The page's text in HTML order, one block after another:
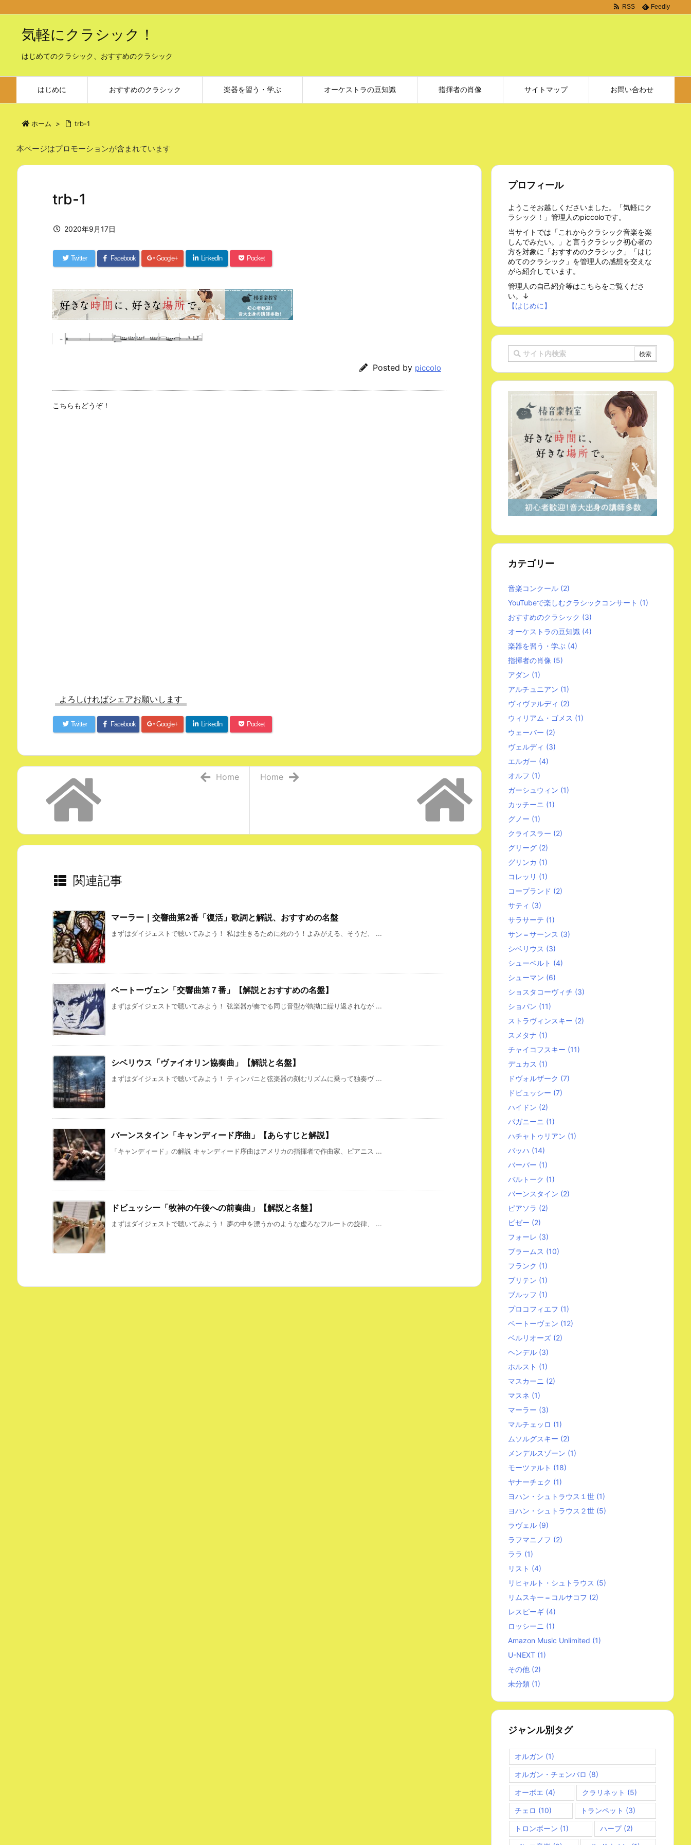
気軽にクラシック！
はじめてのクラシック、おすすめのクラシック
はじめに おすすめのクラシック 楽器を習う・学ぶ オーケストラの豆知識 指揮者の肖像 サイトマップ お問い合わせ
RSS Feedly
ホーム > trb-1
本ページはプロモーションが含まれています
trb-1
2020年9月17日
Twitter Facebook Google+ LinkedIn Pocket
Posted by piccolo
こちらもどうぞ！
よろしければシェアお願いします
Twitter Facebook Google+ LinkedIn Pocket
Home
Home
関連記事
マーラー｜交響曲第2番「復活」歌詞と解説、おすすめの名盤
まずはダイジェストで聴いてみよう！ 私は生きるために死のう！よみがえる、そうだ、 ...
ベートーヴェン「交響曲第７番」【解説とおすすめの名盤】
まずはダイジェストで聴いてみよう！ 弦楽器が奏でる同じ音型が執拗に繰り返されなが ...
シベリウス「ヴァイオリン協奏曲」【解説と名盤】
まずはダイジェストで聴いてみよう！ ティンパニと弦楽器の刻むリズムに乗って独奏ヴ ...
バーンスタイン「キャンディード序曲」【あらすじと解説】
「キャンディード」の解説 キャンディード序曲はアメリカの指揮者で作曲家、ピアニス ...
ドビュッシー「牧神の午後への前奏曲」【解説と名盤】
まずはダイジェストで聴いてみよう！ 夢の中を漂うかのような虚ろなフルートの旋律、 ...
プロフィール
ようこそお越しくださいました。「気軽にク
ラシック！」管理人のpiccoloです。
当サイトでは「これからクラシック音楽を楽
しんでみたい。」と言うクラシック初心者の
方を対象に「おすすめのクラシック」「はじ
めてのクラシック」を管理人の感想を交えな
がら紹介しています。
管理人の自己紹介等はこちらをご覧くださ
い。↓
【はじめに】
カテゴリー
音楽コンクール (2)
YouTubeで楽しむクラシックコンサート (1)
おすすめのクラシック (3)
オーケストラの豆知識 (4)
楽器を習う・学ぶ (4)
指揮者の肖像 (5)
アダン (1)
アルチュニアン (1)
ヴィヴァルディ (2)
ウィリアム・ゴメス (1)
ウェーバー (2)
ヴェルディ (3)
エルガー (4)
オルフ (1)
ガーシュウィン (1)
カッチーニ (1)
グノー (1)
クライスラー (2)
グリーグ (2)
グリンカ (1)
コレッリ (1)
コープランド (2)
サティ (3)
サラサーテ (1)
サン＝サーンス (3)
シベリウス (3)
シューベルト (4)
シューマン (6)
ショスタコーヴィチ (3)
ショパン (11)
ストラヴィンスキー (2)
スメタナ (1)
チャイコフスキー (11)
デュカス (1)
ドヴォルザーク (7)
ドビュッシー (7)
ハイドン (2)
パガニーニ (1)
ハチャトゥリアン (1)
バッハ (14)
バーバー (1)
バルトーク (1)
バーンスタイン (2)
ピアソラ (2)
ビゼー (2)
フォーレ (3)
ブラームス (10)
フランク (1)
ブリテン (1)
ブルッフ (1)
プロコフィエフ (1)
ベートーヴェン (12)
ベルリオーズ (2)
ヘンデル (3)
ホルスト (1)
マスカーニ (2)
マスネ (1)
マーラー (3)
マルチェッロ (1)
ムソルグスキー (2)
メンデルスゾーン (1)
モーツァルト (18)
ヤナーチェク (1)
ヨハン・シュトラウス１世 (1)
ヨハン・シュトラウス２世 (5)
ラヴェル (9)
ラフマニノフ (2)
ララ (1)
リスト (4)
リヒャルト・シュトラウス (5)
リムスキー＝コルサコフ (2)
レスピーギ (4)
ロッシーニ (1)
Amazon Music Unlimited (1)
U-NEXT (1)
その他 (2)
未分類 (1)
ジャンル別タグ
オルガン (1)
オルガン・チェンバロ (8)
オーボエ (4) クラリネット (5)
チェロ (10) トランペット (3)
トロンボーン (1) ハープ(2)